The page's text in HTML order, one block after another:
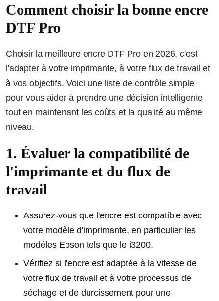
Comment choisir la bonne encre
DTF Pro
Choisir la meilleure encre DTF Pro en 2026, c'est
l'adapter à votre imprimante, à votre flux de travail et
à vos objectifs. Voici une liste de contrôle simple
pour vous aider à prendre une décision intelligente
tout en maintenant les coûts et la qualité au même
niveau.
1. Évaluer la compatibilité de
l'imprimante et du flux de
travail
Assurez-vous que l'encre est compatible avec
votre modèle d'imprimante, en particulier les
modèles Epson tels que le i3200.
Vérifiez si l'encre est adaptée à la vitesse de
votre flux de travail et à votre processus de
séchage et de durcissement pour une